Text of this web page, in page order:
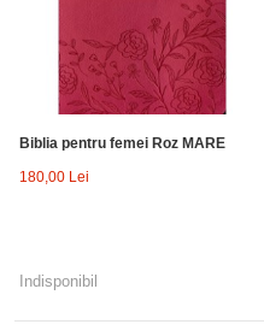
Biblia pentru femei Roz MARE
180,00 Lei
Indisponibil